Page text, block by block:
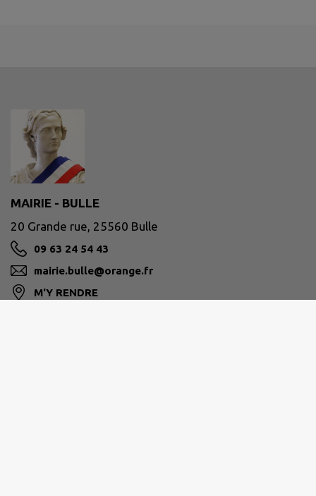
MAIRIE - BULLE
20 Grande rue, 25560 Bulle
09 63 24 54 43
mairie.bulle@orange.fr
M'Y RENDRE